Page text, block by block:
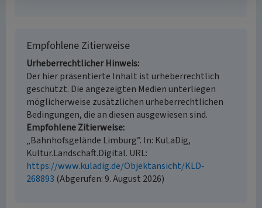
Empfohlene Zitierweise
Urheberrechtlicher Hinweis
Der hier präsentierte Inhalt ist urheberrechtlich
geschützt. Die angezeigten Medien unterliegen
möglicherweise zusätzlichen urheberrechtlichen
Bedingungen, die an diesen ausgewiesen sind.
Empfohlene Zitierweise
„Bahnhofsgelände Limburg”. In: KuLaDig,
Kultur.Landschaft.Digital. URL:
https://www.kuladig.de/Objektansicht/KLD-
268893 (Abgerufen: 9. August 2026)